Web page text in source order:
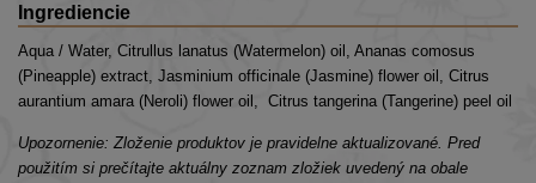
Ingrediencie
Aqua / Water, Citrullus lanatus (Watermelon) oil, Ananas comosus
(Pineapple) extract, Jasminium officinale (Jasmine) flower oil, Citrus
aurantium amara (Neroli) flower oil, Citrus tangerina (Tangerine) peel oil
Upozornenie: Zloženie produktov je pravidelne aktualizované. Pred
použitím si prečítajte aktuálny zoznam zložiek uvedený na obale